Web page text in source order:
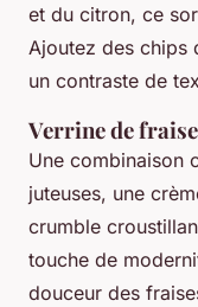
et du citron, ce
Ajoutez des chips
un contraste de
Verrine de
Une combinaison
juteuses, une
crumble
touche de
douceur des